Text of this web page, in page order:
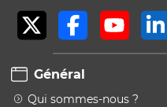
Général
Qui sommes-nous ?